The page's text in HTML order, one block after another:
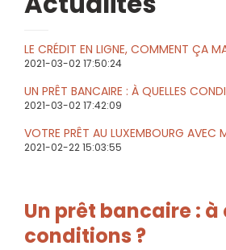
LE CRÉDIT EN LIGNE, COMMENT ÇA
2021-03-02 17:50:24
UN PRÊT BANCAIRE : À QUELLES
2021-03-02 17:42:09
VOTRE PRÊT AU LUXEMBOURG AVEC
2021-02-22 15:03:55
Un prêt bancaire : à
conditions ?